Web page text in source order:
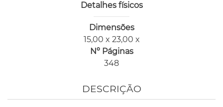
Detalhes físicos
Dimensões
15,00 x 23,00 x
Nº Páginas
348
DESCRIÇÃO